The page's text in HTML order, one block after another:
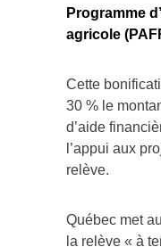
Programme
agricole
Cette
30 % le
d’aide
l’appui aux
relève.
Québec met
la relève « à